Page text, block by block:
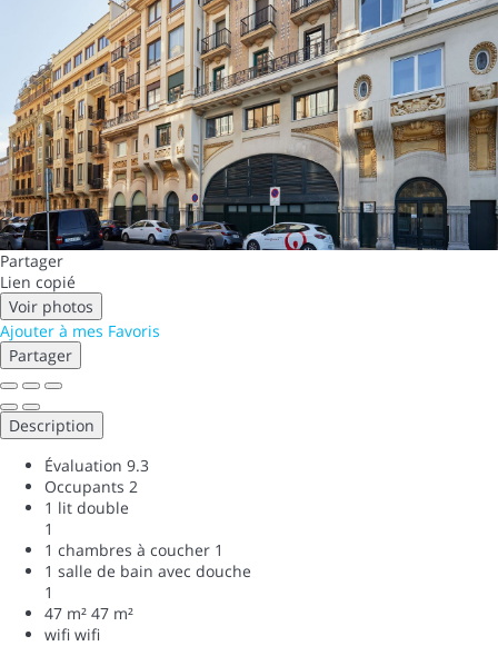
Partager
Lien copié
Voir photos
Ajouter à mes Favoris
Partager
Description
Évaluation 9.3
Occupants 2
1 lit double
1
1 chambres à coucher 1
1 salle de bain avec douche
1
47 m² 47 m²
wifi wifi